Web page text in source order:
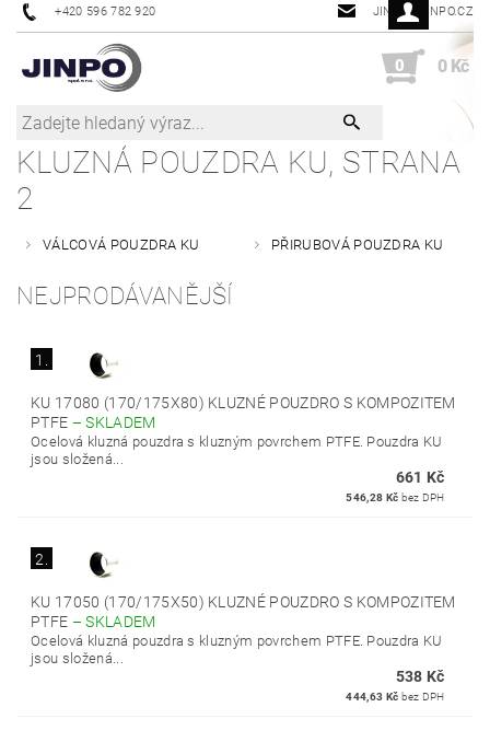
+420 596 782 920 JINPO@JINPO.CZ
0 0 Kč
KLUZNÁ POUZDRA KU, STRANA
2
VÁLCOVÁ POUZDRA KU PŘIRUBOVÁ POUZDRA KU
NEJPRODÁVANĚJŠÍ
1.
KU 17080 (170/175X80) KLUZNÉ POUZDRO S KOMPOZITEM
PTFE –SKLADEM
Ocelová kluzná pouzdra s kluzným povrchem PTFE. Pouzdra KU
jsou složená...
661 Kč
546,28 Kč bez DPH
2.
KU 17050 (170/175X50) KLUZNÉ POUZDRO S KOMPOZITEM
PTFE –SKLADEM
Ocelová kluzná pouzdra s kluzným povrchem PTFE. Pouzdra KU
jsou složená...
538 Kč
444,63 Kč bez DPH